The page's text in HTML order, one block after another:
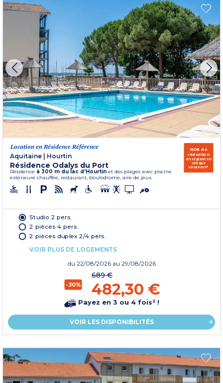
Location en Résidence Référence
Aquitaine | Hourtin
Résidence Odalys du Port
Résidence à 300 m du lac d'Hourtin et des plages avec piscine
extérieure chauffée, restaurant, boulodrome, aire de jeux.
150€ de
réduction
en réglant en
chèque
vacances*
Studio 2 pers.
2 pièces 4 pers.
2 pièces duplex 2/4 pers.
VOIR PLUS DE LOGEMENTS
du 22/08/2026 au 29/08/2026
-30%
689 €
482,30 €
Payez en 3 ou 4 fois² !
VOIR LES DISPONIBILITÉS